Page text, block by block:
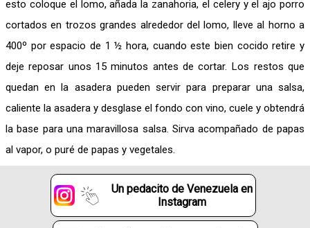
esto coloque el lomo, añada la zanahoria, el celery y el ajo porro
cortados en trozos grandes alrededor del lomo, lleve al horno a
400º por espacio de 1 ½ hora, cuando este bien cocido retire y
deje reposar unos 15 minutos antes de cortar. Los restos que
quedan en la asadera pueden servir para preparar una salsa,
caliente la asadera y desglase el fondo con vino, cuele y obtendrá
la base para una maravillosa salsa. Sirva acompañado de papas
al vapor, o puré de papas y vegetales.
Un pedacito de Venezuela en
Instagram